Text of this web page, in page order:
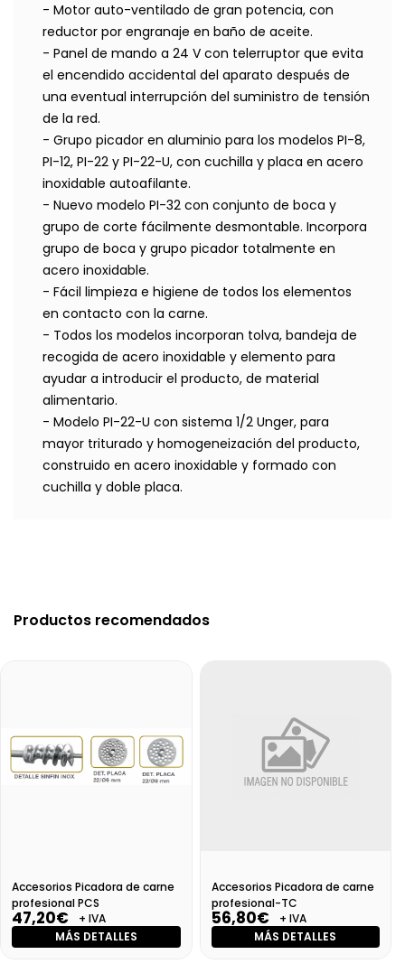
- Motor auto-ventilado de gran potencia, con
reductor por engranaje en baño de aceite.
- Panel de mando a 24 V con telerruptor que evita
el encendido accidental del aparato después de
una eventual interrupción del suministro de tensión
de la red.
- Grupo picador en aluminio para los modelos PI-8,
PI-12, PI-22 y PI-22-U, con cuchilla y placa en acero
inoxidable autoafilante.
- Nuevo modelo PI-32 con conjunto de boca y
grupo de corte fácilmente desmontable. Incorpora
grupo de boca y grupo picador totalmente en
acero inoxidable.
- Fácil limpieza e higiene de todos los elementos
en contacto con la carne.
- Todos los modelos incorporan tolva, bandeja de
recogida de acero inoxidable y elemento para
ayudar a introducir el producto, de material
alimentario.
- Modelo PI-22-U con sistema 1/2 Unger, para
mayor triturado y homogeneización del producto,
construido en acero inoxidable y formado con
cuchilla y doble placa.
Productos recomendados
Accesorios Picadora de carne
profesional PCS
47,20€
+ IVA
MÁS DETALLES
Accesorios Picadora de carne
profesional-TC
56,80€
+ IVA
MÁS DETALLES